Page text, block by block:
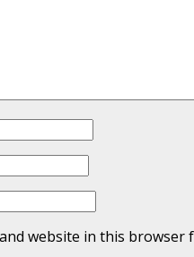
website in this